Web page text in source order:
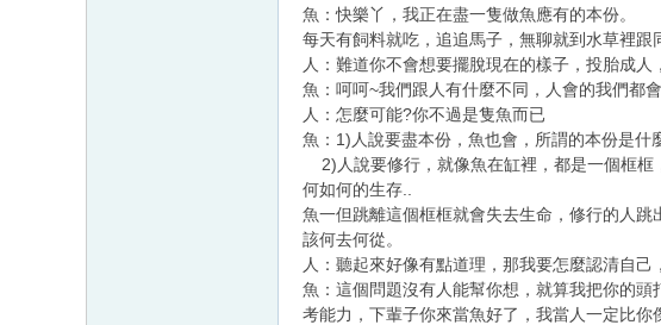
魚：快樂丫，我正在盡一隻做魚應有的本份。
每天有飼料就吃，追追馬子，無聊就到水草裡跟
人：難道你不會想要擺脫現在的樣子，投胎成人
魚：呵呵~我們跟人有什麼不同，人會的我們都會
人：怎麼可能?你不過是隻魚而已
魚：1)人說要盡本份，魚也會，所謂的本份是什
2)人說要修行，就像魚在缸裡，都是一個框框
何如何的生存..
魚一但跳離這個框框就會失去生命，修行的人
該何去何從。
人：聽起來好像有點道理，那我要怎麼認清自己
魚：這個問題沒有人能幫你想，就算我把你的
考能力，下輩子你來當魚好了，我當人一定比你